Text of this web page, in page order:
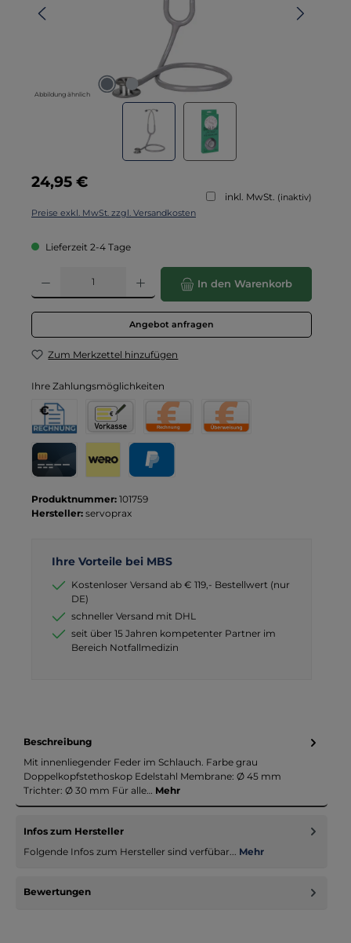
Abbildung ähnlich
Regulärer Preis:
24,95 €
inkl. MwSt. (inaktiv)
Preise exkl. MwSt. zzgl. Versandkosten
Lieferzeit 2-4 Tage
Produkt Anzahl: Gib den gewünschten Wert ein oder benutze die
In den Warenkorb
Angebot anfragen
Zum Merkzettel hinzufügen
Ihre Zahlungsmöglichkeiten
Produktnummer: 101759
Hersteller: servoprax
Ihre Vorteile bei MBS
Kostenloser Versand ab € 119,- Bestellwert (nur
DE)
schneller Versand mit DHL
seit über 15 Jahren kompetenter Partner im
Bereich Notfallmedizin
Beschreibung
Mit innenliegender Feder im Schlauch. Farbe grau
Doppelkopfstethoskop Edelstahl Membrane: Ø 45 mm
Trichter: Ø 30 mm Für alle… Mehr
Infos zum Hersteller
Folgende Infos zum Hersteller sind verfübar... Mehr
Bewertungen